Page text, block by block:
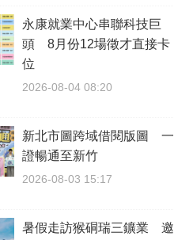
永康就業中心串聯科技巨
頭 8月份12場徵才直接卡
位
2026-08-04 08:20
新北市圖跨域借閱版圖 一
證暢通至新竹
2026-08-03 15:17
暑假走訪猴硐瑞三鑛業 邀